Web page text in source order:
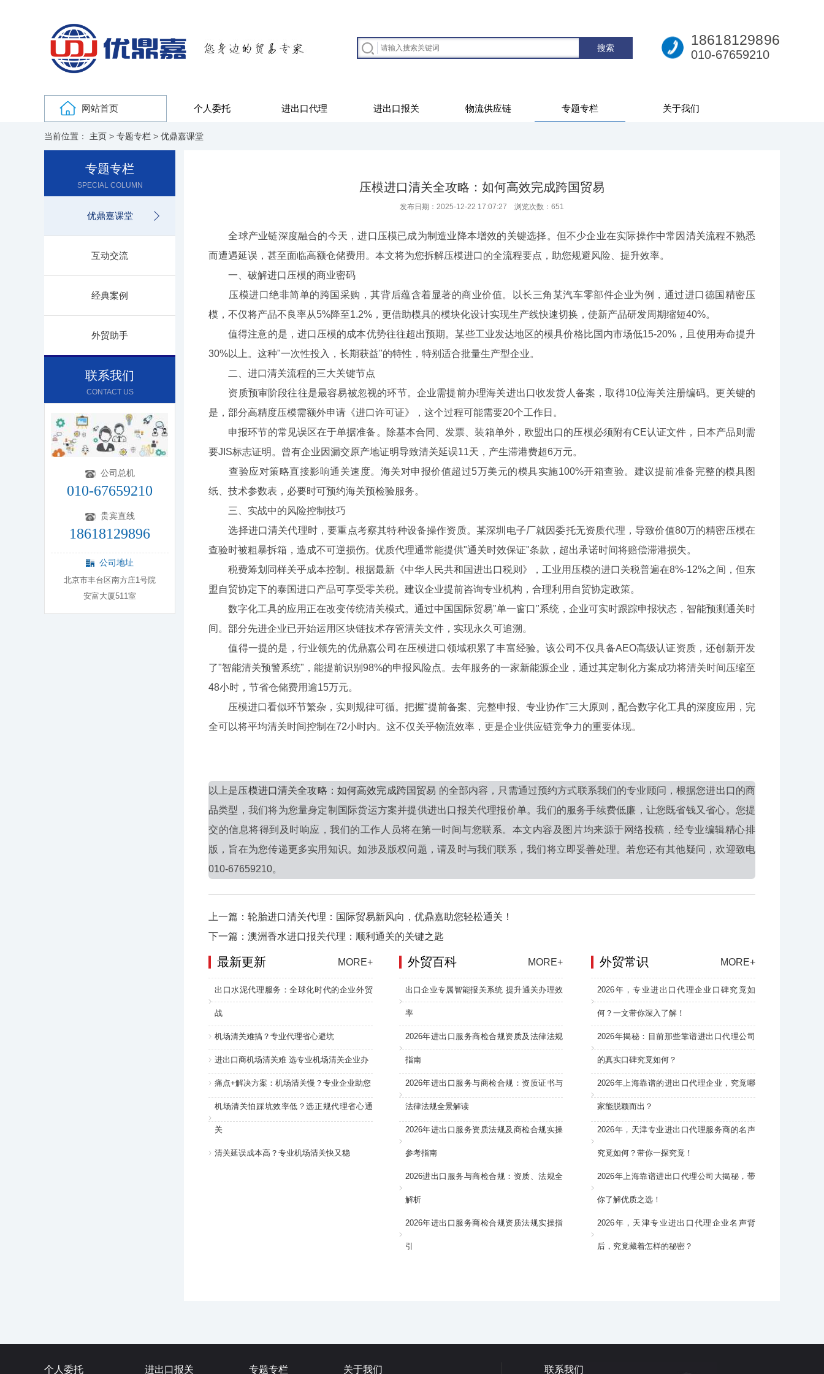
18618129896
010-67659210
网站首页 个人委托 进出口代理 进出口报关 物流供应链 专题专栏 关于我们
当前位置： 主页 > 专题专栏 > 优鼎嘉课堂
专题专栏
SPECIAL COLUMN
优鼎嘉课堂
互动交流
经典案例
外贸助手
联系我们
CONTACT US
公司总机
010-67659210
贵宾直线
18618129896
公司地址
北京市丰台区南方庄1号院
安富大厦511室
压模进口清关全攻略：如何高效完成跨国贸易
发布日期：2025-12-22 17:07:27 浏览次数： 651
全球产业链深度融合的今天，进口压模已成为制造业降本增效的关键选择。但不少企业在实际操作中常因清关流程不熟悉
而遭遇延误，甚至面临高额仓储费用。本文将为您拆解压模进口的全流程要点，助您规避风险、提升效率。
一、破解进口压模的商业密码
压模进口绝非简单的跨国采购，其背后蕴含着显著的商业价值。以长三角某汽车零部件企业为例，通过进口德国精密压
模，不仅将产品不良率从5%降至1.2%，更借助模具的模块化设计实现生产线快速切换，使新产品研发周期缩短40%。
值得注意的是，进口压模的成本优势往往超出预期。某些工业发达地区的模具价格比国内市场低15-20%，且使用寿命提升
30%以上。这种"一次性投入，长期获益"的特性，特别适合批量生产型企业。
二、进口清关流程的三大关键节点
资质预审阶段往往是最容易被忽视的环节。企业需提前办理海关进出口收发货人备案，取得10位海关注册编码。更关键的
是，部分高精度压模需额外申请《进口许可证》，这个过程可能需要20个工作日。
申报环节的常见误区在于单据准备。除基本合同、发票、装箱单外，欧盟出口的压模必须附有CE认证文件，日本产品则需
要JIS标志证明。曾有企业因漏交原产地证明导致清关延误11天，产生滞港费超6万元。
查验应对策略直接影响通关速度。海关对申报价值超过5万美元的模具实施100%开箱查验。建议提前准备完整的模具图
纸、技术参数表，必要时可预约海关预检验服务。
三、实战中的风险控制技巧
选择进口清关代理时，要重点考察其特种设备操作资质。某深圳电子厂就因委托无资质代理，导致价值80万的精密压模在
查验时被粗暴拆箱，造成不可逆损伤。优质代理通常能提供"通关时效保证"条款，超出承诺时间将赔偿滞港损失。
税费筹划同样关乎成本控制。根据最新《中华人民共和国进出口税则》，工业用压模的进口关税普遍在8%-12%之间，但东
盟自贸协定下的泰国进口产品可享受零关税。建议企业提前咨询专业机构，合理利用自贸协定政策。
数字化工具的应用正在改变传统清关模式。通过中国国际贸易"单一窗口"系统，企业可实时跟踪申报状态，智能预测通关时
间。部分先进企业已开始运用区块链技术存管清关文件，实现永久可追溯。
值得一提的是，行业领先的优鼎嘉公司在压模进口领域积累了丰富经验。该公司不仅具备AEO高级认证资质，还创新开发
了"智能清关预警系统"，能提前识别98%的申报风险点。去年服务的一家新能源企业，通过其定制化方案成功将清关时间压缩至
48小时，节省仓储费用逾15万元。
压模进口看似环节繁杂，实则规律可循。把握"提前备案、完整申报、专业协作"三大原则，配合数字化工具的深度应用，完
全可以将平均清关时间控制在72小时内。这不仅关乎物流效率，更是企业供应链竞争力的重要体现。
以上是压模进口清关全攻略：如何高效完成跨国贸易 的全部内容，只需通过预约方式联系我们的专业顾问，根据您进出口的商
品类型，我们将为您量身定制国际货运方案并提供进出口报关代理报价单。我们的服务手续费低廉，让您既省钱又省心。您提
交的信息将得到及时响应，我们的工作人员将在第一时间与您联系。本文内容及图片均来源于网络投稿，经专业编辑精心排
版，旨在为您传递更多实用知识。如涉及版权问题，请及时与我们联系，我们将立即妥善处理。若您还有其他疑问，欢迎致电
010-67659210。
上一篇：轮胎进口清关代理：国际贸易新风向，优鼎嘉助您轻松通关！
下一篇：澳洲香水进口报关代理：顺利通关的关键之匙
最新更新 MORE+
出口水泥代理服务：全球化时代的企业外贸
战
机场清关难搞？专业代理省心避坑
进出口商机场清关难 选专业机场清关企业办
痛点+解决方案：机场清关慢？专业企业助您
机场清关怕踩坑效率低？选正规代理省心通
关
清关延误成本高？专业机场清关快又稳
外贸常识 MORE+
2026年，专业进出口代理企业口碑究竟如
何？一文带你深入了解！
2026年揭秘：目前那些靠谱进出口代理公司
的真实口碑究竟如何？
2026年上海靠谱的进出口代理企业，究竟哪
家能脱颖而出？
2026年，天津专业进出口代理服务商的名声
究竟如何？带你一探究竟！
2026年上海靠谱进出口代理公司大揭秘，带
你了解优质之选！
2026年，天津专业进出口代理企业名声背
后，究竟藏着怎样的秘密？
外贸百科 MORE+
出口企业专属智能报关系统 提升通关办理效
率
2026年进出口服务商检合规资质及法律法规
指南
2026年进出口服务与商检合规：资质证书与
法律法规全景解读
2026年进出口服务资质法规及商检合规实操
参考指南
2026进出口服务与商检合规：资质、法规全
解析
2026年进出口服务商检合规资质法规实操指
引
个人委托 进出口报关 专题专栏 关于我们 联系我们